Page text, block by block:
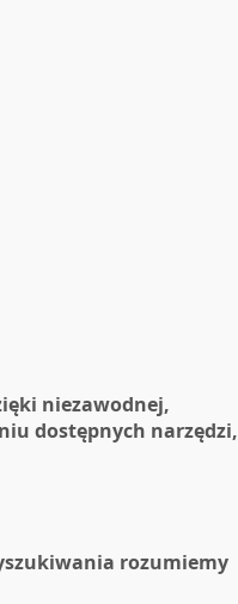
niezawodnej,
dostępnych narzędzi,
rozumiemy